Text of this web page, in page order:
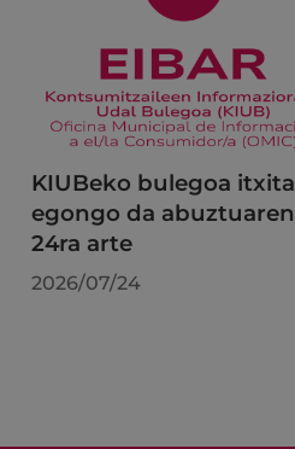
KIUBeko bulegoa itxita
egongo da abuztuaren
24ra arte
2026/07/24